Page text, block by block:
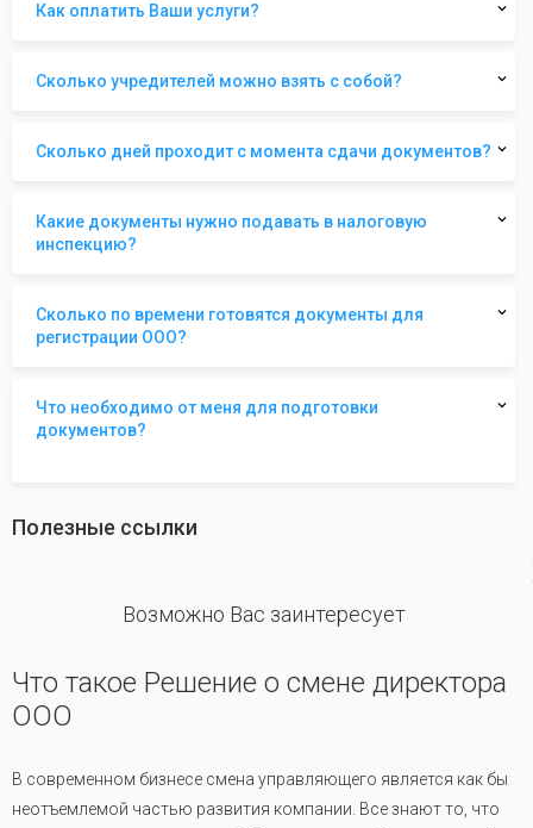
Как оплатить Ваши услуги?
Сколько учредителей можно взять с собой?
Сколько дней проходит с момента сдачи документов?
Какие документы нужно подавать в налоговую
инспекцию?
Сколько по времени готовятся документы для
регистрации ООО?
Что необходимо от меня для подготовки
документов?
Полезные ссылки
Возможно Вас заинтересует
Что такое Решение о смене директора
ООО
В современном бизнесе смена управляющего является как бы
неотъемлемой частью развития компании. Все знают то, что